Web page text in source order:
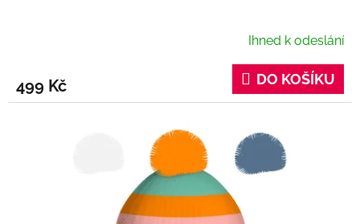
Ihned k odeslání
499 Kč DO KOŠÍKU